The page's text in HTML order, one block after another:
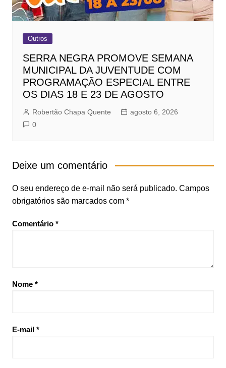
Outros
SERRA NEGRA PROMOVE SEMANA
MUNICIPAL DA JUVENTUDE COM
PROGRAMAÇÃO ESPECIAL ENTRE
OS DIAS 18 E 23 DE AGOSTO
Robertão Chapa Quente
agosto 6, 2026
0
Deixe um comentário
O seu endereço de e-mail não será publicado. Campos
obrigatórios são marcados com *
Comentário *
Nome *
E-mail *